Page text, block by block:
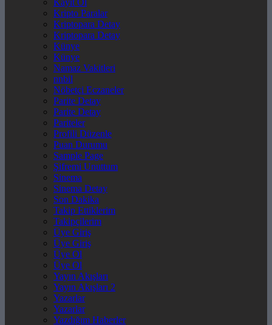
Kripto Paralar
Kriptopara Detay
Kriptopara Detay
Künye
Künye
Namaz Vakitleri
nnbil
Nöbetçi Eczaneler
Parite Detay
Parite Detay
Pariteler
Profili Düzenle
Puan Durumu
Sample Page
Şifremi Unuttum
Sinema
Sinema Detay
Son Dakika
Takip Ettiklerim
Takipçilerim
Üye Giriş
Üye Giriş
Üye Ol
Üye Ol
Yayın Akışları
Yayın Akışları 2
Yazarlar
Yazarlar
Yazdığım Haberler